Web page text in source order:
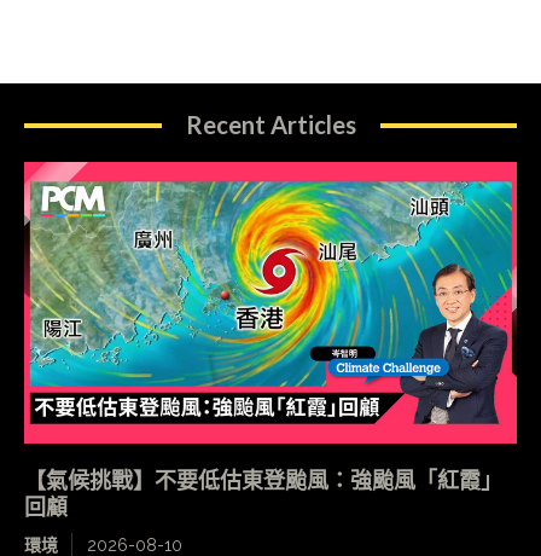
Recent Articles
【氣候挑戰】不要低估東登颱風：強颱風「紅霞」
回顧
環境 2026-08-10